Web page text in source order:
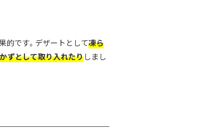
的です。デザートとして凍ら
ずとして取り入れたりしまし